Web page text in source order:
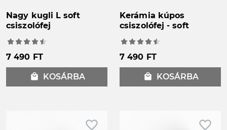
Nagy kugli L soft
csiszolófej
7 490 FT
local_mall KOSÁRBA
Kerámia kúpos
csiszolófej - soft
7 490 FT
local_mall KOSÁRBA
favorite_border favorite_border